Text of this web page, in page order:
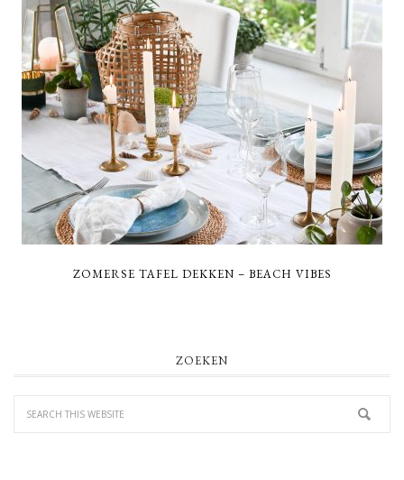
ZOMERSE TAFEL DEKKEN – BEACH VIBES
ZOEKEN